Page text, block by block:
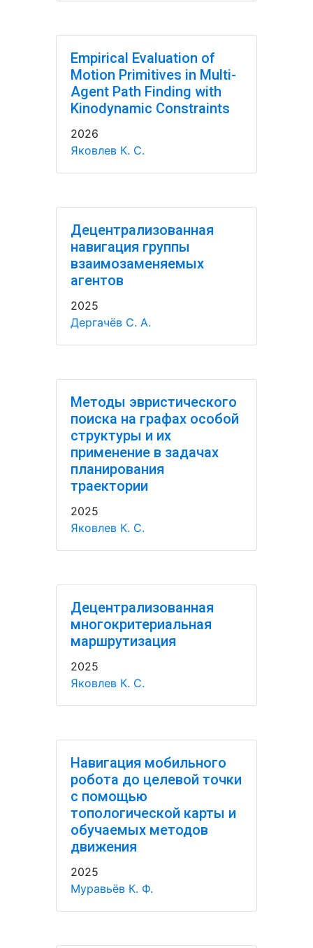
Empirical Evaluation of
Motion Primitives in Multi-
Agent Path Finding with
Kinodynamic Constraints
2026
Яковлев К. С.
Децентрализованная
навигация группы
взаимозаменяемых
агентов
2025
Дергачёв С. А.
Методы эвристического
поиска на графах особой
структуры и их
применение в задачах
планирования
траектории
2025
Яковлев К. С.
Децентрализованная
многокритериальная
маршрутизация
2025
Яковлев К. С.
Навигация мобильного
робота до целевой точки
с помощью
топологической карты и
обучаемых методов
движения
2025
Муравьёв К. Ф.